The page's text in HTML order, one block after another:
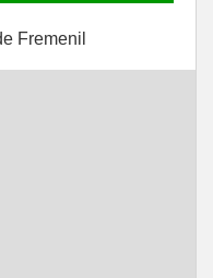
Fremenil